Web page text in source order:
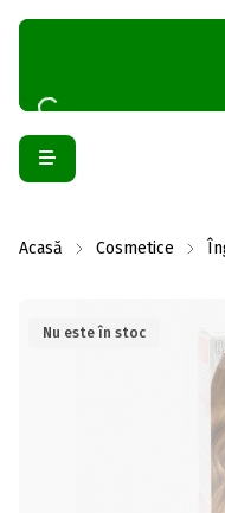
Acasă Cosmetice
Nu este în stoc